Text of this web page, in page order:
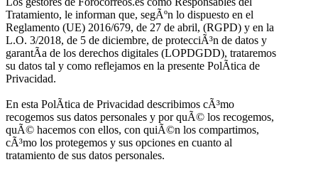
Tratamiento, le informan que, segÃºn lo dispuesto en el
Reglamento (UE) 2016/679, de 27 de abril, (RGPD) y en la
L.O. 3/2018, de 5 de diciembre, de protecciÃ³n de datos y
garantÃ­a de los derechos digitales (LOPDGDD), trataremos
su datos tal y como reflejamos en la presente PolÃ­tica de
Privacidad.
En esta PolÃ­tica de Privacidad describimos cÃ³mo
recogemos sus datos personales y por quÃ© los recogemos,
quÃ© hacemos con ellos, con quiÃ©n los compartimos,
cÃ³mo los protegemos y sus opciones en cuanto al
tratamiento de sus datos personales.